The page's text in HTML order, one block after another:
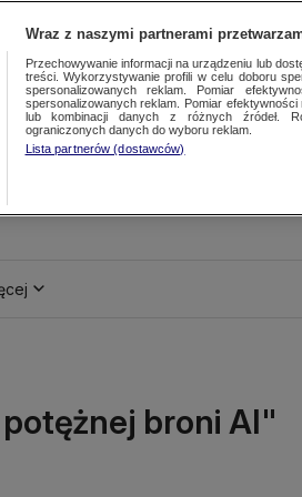
broni AI"
Wraz z naszymi partnerami
Przechowywanie informacji na urządzeniu lub
treści. Wykorzystywanie profili w celu doboru
spersonalizowanych reklam. Pomiar
spersonalizowanych reklam. Pomiar
lub kombinacji danych z różnych źródeł.
ograniczonych danych do wyboru reklam.
Lista partnerów (dostawców)